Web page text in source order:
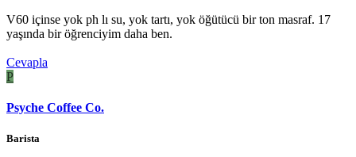
V60 içinse yok ph lı su, yok tartı, yok öğütücü bir ton masraf. 17
yaşında bir öğrenciyim daha ben.
Cevapla
P
Psyche Coffee Co.
Barista